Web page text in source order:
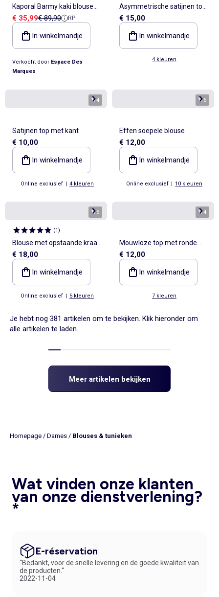
Kaporal Barmy kaki blouse
voor dames
Verkoopprijs
€ 35,99Referentieprijs
€ 89,90 RP
In winkelmandje
Verkocht door Espace Des
Marques
Asymmetrische satijnen top
met kant
€ 15,00
In winkelmandje
4 kleuren
1/4
Satijnen top met kant
€ 10,00
In winkelmandje
Online exclusief | 4 kleuren
1/6
Effen soepele blouse
€ 12,00
In winkelmandje
Online exclusief | 10 kleuren
1/5
(1)
Blouse met opstaande kraag
en ruches
€ 18,00
In winkelmandje
Online exclusief | 5 kleuren
1/4
Mouwloze top met ronde
hals
€ 12,00
In winkelmandje
7 kleuren
Je hebt nog 381 artikelen om te bekijken. Klik hieronder om
alle artikelen te laden.
Meer artikelen bekijken
Homepage / Dames / Blouses & tunieken
Wat vinden onze klanten
van onze dienstverlening?
*
E-réservation
“Bedankt, voor de snelle levering en de goede kwaliteit van
de producten.“
2022-11-04